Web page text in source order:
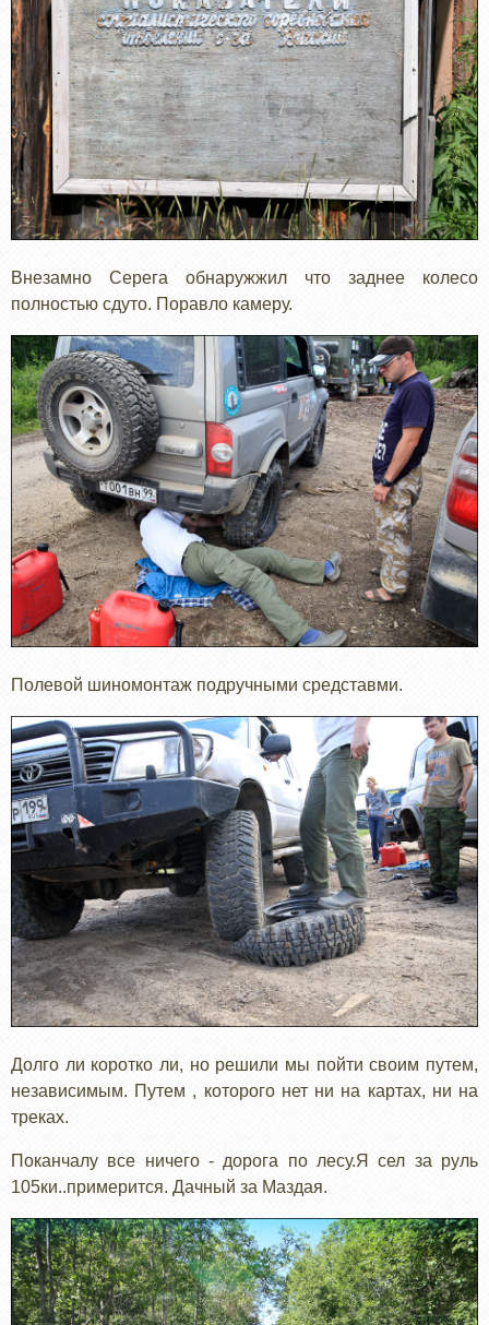
Внезамно Серега обнаружжил что заднее колесо
полностью сдуто. Поравло камеру.
Полевой шиномонтаж подручными средставми.
Долго ли коротко ли, но решили мы пойти своим путем,
независимым. Путем , которого нет ни на картах, ни на
треках.
Поканчалу все ничего - дорога по лесу.Я сел за руль
105ки..примерится. Дачный за Маздая.